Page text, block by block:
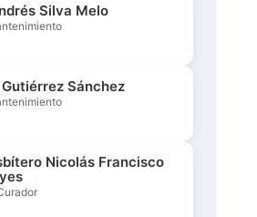
Silva Melo
Sánchez
Nicolás Francisco